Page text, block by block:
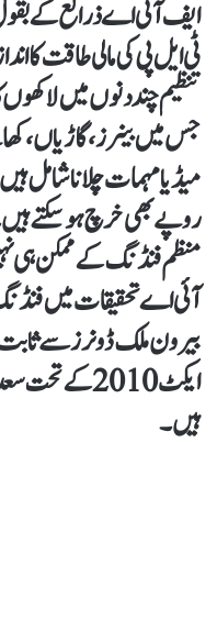
ایف آئی اے ذرائع کے
ٹی ایل پی کی مالی طاقت کا
تنظیم چند دنوں میں
جس میں بینرز، گاڑیاں،
میڈیا مہمات چلانا شامل
روپے بھی خرچ ہوسکتے
منظم فنڈنگ کے ممکن ہی
آئی اے تحقیقات میں
بیرون ملک ڈونرز سے ثابت
ایکٹ 2010 کے
ہیں۔